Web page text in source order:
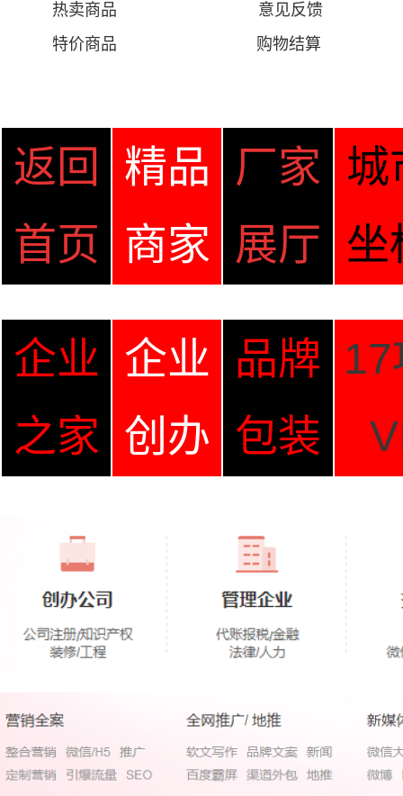
热卖商品
意见反馈
特价商品
购物结算
返回
首页
精品
商家
厂家
展厅
城
坐
企业
之家
企业
创办
品牌
包装
17